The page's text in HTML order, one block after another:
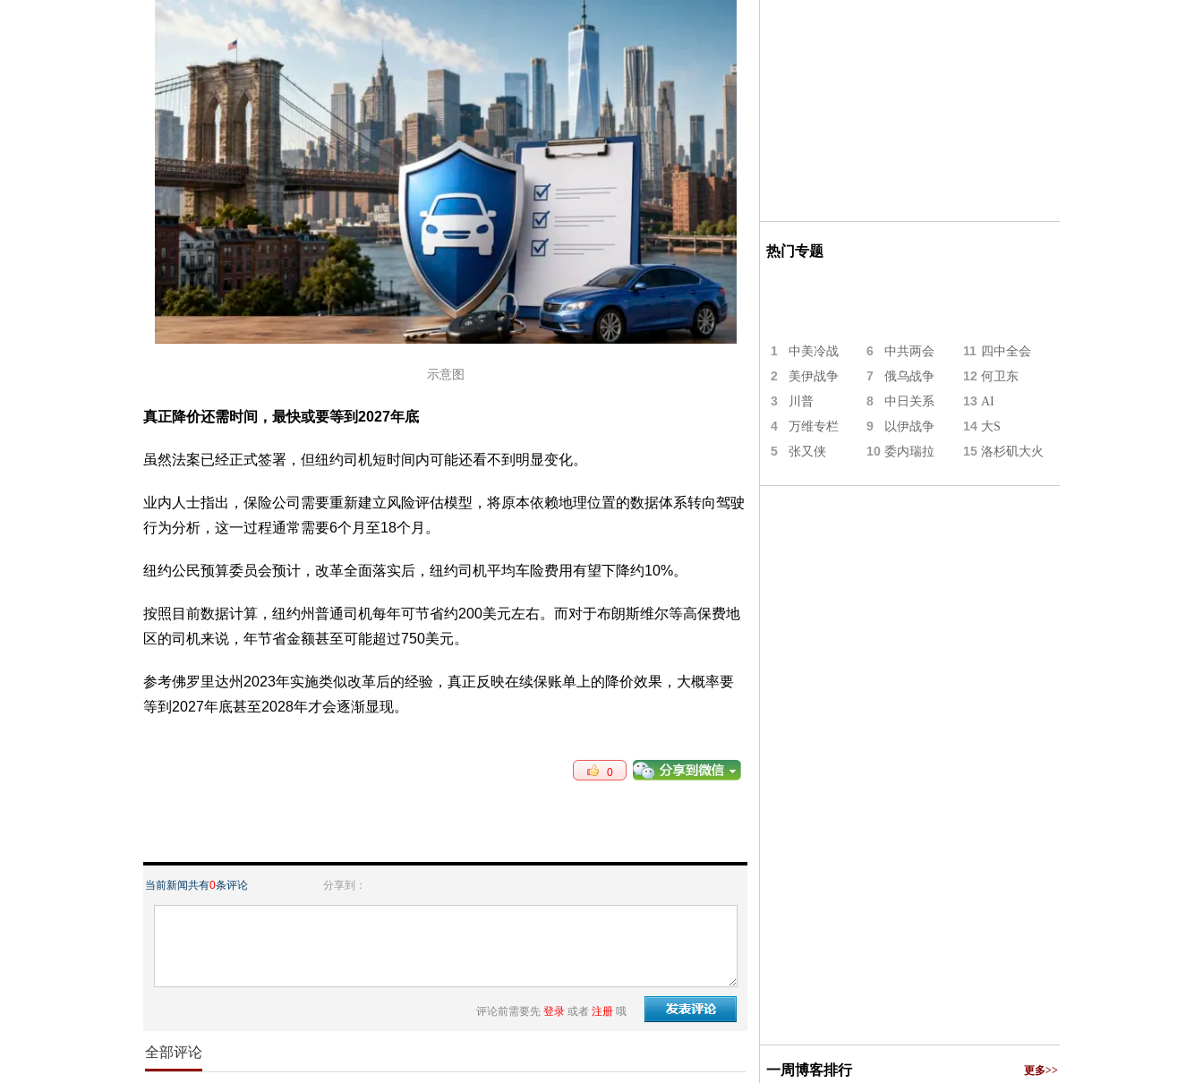
示意图
真正降价还需时间，最快或要等到2027年底
虽然法案已经正式签署，但纽约司机短时间内可能还看不到明显变化。
业内人士指出，保险公司需要重新建立风险评估模型，将原本依赖地理位置的数据体系转向驾驶
行为分析，这一过程通常需要6个月至18个月。
纽约公民预算委员会预计，改革全面落实后，纽约司机平均车险费用有望下降约10%。
按照目前数据计算，纽约州普通司机每年可节省约200美元左右。而对于布朗斯维尔等高保费地
区的司机来说，年节省金额甚至可能超过750美元。
参考佛罗里达州2023年实施类似改革后的经验，真正反映在续保账单上的降价效果，大概率要
等到2027年底甚至2028年才会逐渐显现。
0
当前新闻共有0条评论 分享到：
评论前需要先 登录 或者 注册 哦
全部评论
热门专题
1 中美冷战 6 中共两会 11 四中全会
2 美伊战争 7 俄乌战争 12 何卫东
3 川普 8 中日关系 13 AI
4 万维专栏 9 以伊战争 14 大S
5 张又侠 10 委内瑞拉 15 洛杉矶大火
一周博客排行 更多>>